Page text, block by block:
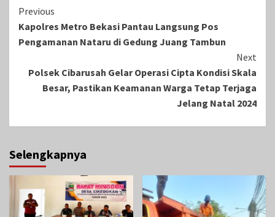
Continue
Reading
Previous
Kapolres Metro Bekasi Pantau Langsung Pos
Pengamanan Nataru di Gedung Juang Tambun
Next
Polsek Cibarusah Gelar Operasi Cipta Kondisi Skala
Besar, Pastikan Keamanan Warga Tetap Terjaga
Jelang Natal 2024
Selengkapnya